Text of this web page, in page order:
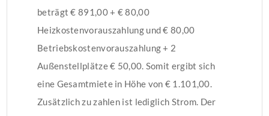
beträgt € 891,00 + € 80,00
Heizkostenvorauszahlung und € 80,00
Betriebskostenvorauszahlung + 2
Außenstellplätze € 50,00. Somit ergibt sich
eine Gesamtmiete in Höhe von € 1.101,00.
Zusätzlich zu zahlen ist lediglich Strom. Der